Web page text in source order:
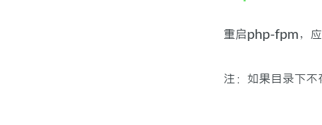
重启php-fpm，应
注：如果目录下